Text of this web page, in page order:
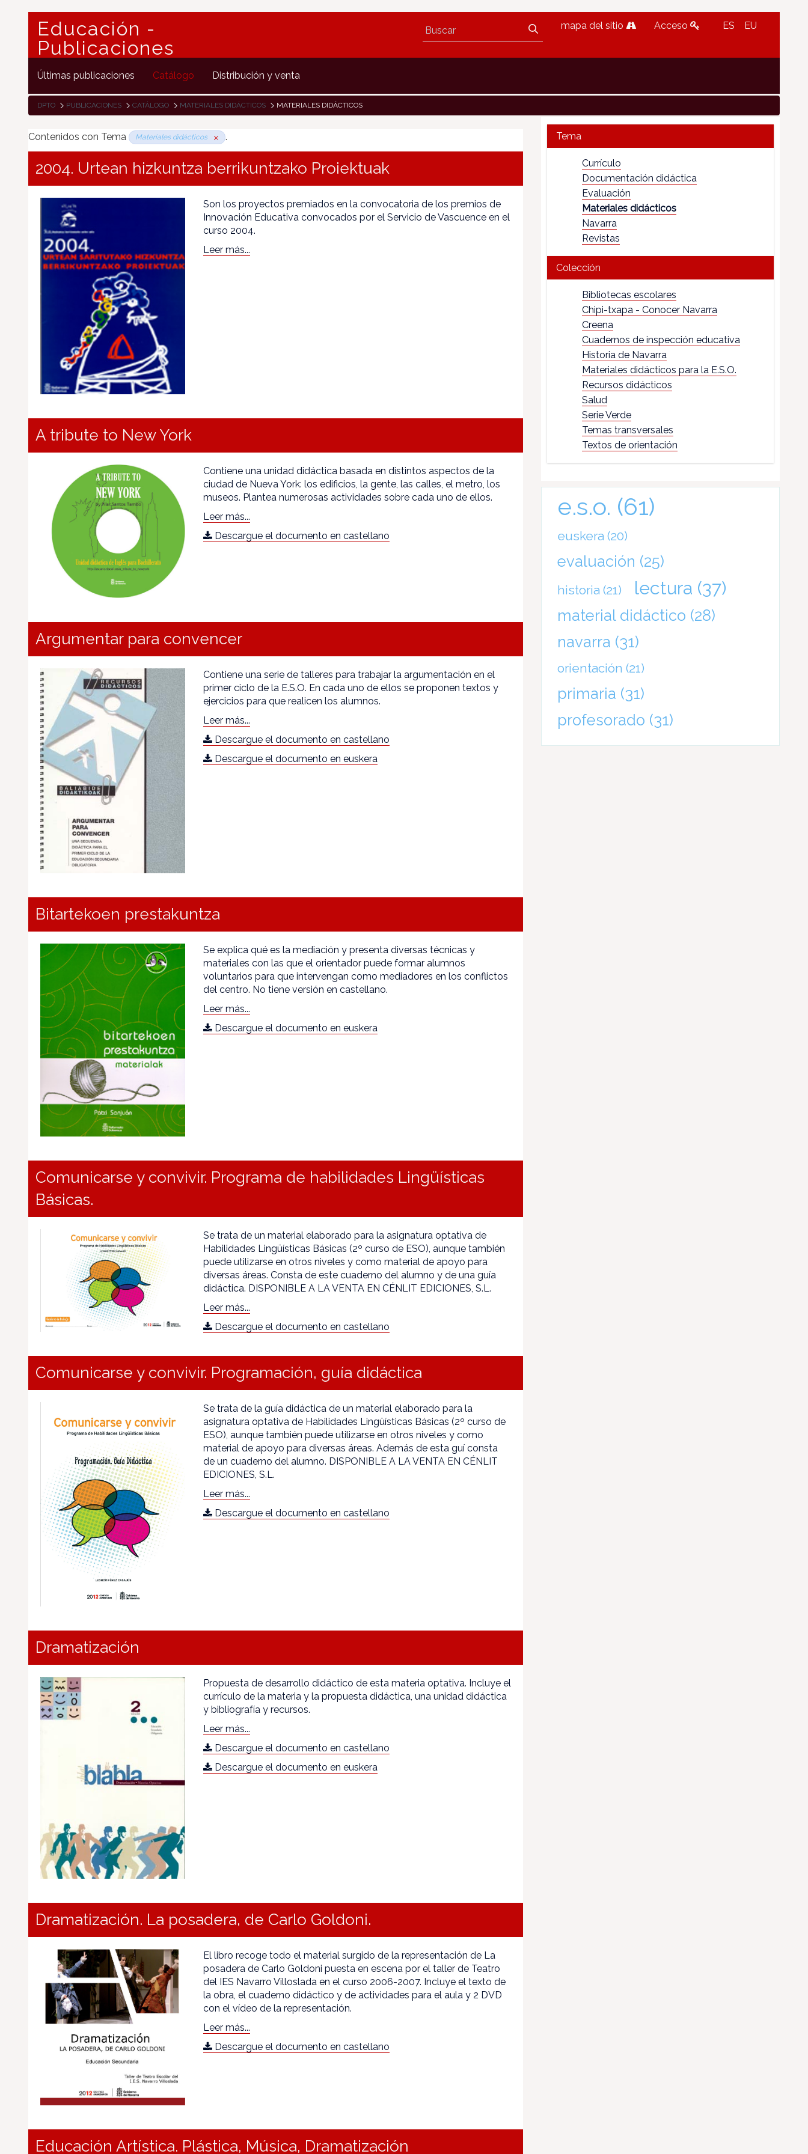
Educación -
Publicaciones
mapa del sitio Acceso ES EU
Últimas publicaciones Catálogo Distribución y venta
DPTO PUBLICACIONES CATÁLOGO MATERIALES DIDÁCTICOS MATERIALES DIDÁCTICOS
Contenidos con Tema Materiales didácticos .
2004. Urtean hizkuntza berrikuntzako Proiektuak
Son los proyectos premiados en la convocatoria de los premios de
Innovación Educativa convocados por el Servicio de Vascuence en el
curso 2004.
Leer más...
A tribute to New York
Contiene una unidad didáctica basada en distintos aspectos de la
ciudad de Nueva York: los edificios, la gente, las calles, el metro, los
museos. Plantea numerosas actividades sobre cada uno de ellos.
Leer más...
Descargue el documento en castellano
Argumentar para convencer
Contiene una serie de talleres para trabajar la argumentación en el
primer ciclo de la E.S.O. En cada uno de ellos se proponen textos y
ejercicios para que realicen los alumnos.
Leer más...
Descargue el documento en castellano
Descargue el documento en euskera
Bitartekoen prestakuntza
Se explica qué es la mediación y presenta diversas técnicas y
materiales con las que el orientador puede formar alumnos
voluntarios para que intervengan como mediadores en los conflictos
del centro. No tiene versión en castellano.
Leer más...
Descargue el documento en euskera
Comunicarse y convivir. Programa de habilidades Lingüísticas
Básicas.
Se trata de un material elaborado para la asignatura optativa de
Habilidades Lingüísticas Básicas (2º curso de ESO), aunque también
puede utilizarse en otros niveles y como material de apoyo para
diversas áreas. Consta de este cuaderno del alumno y de una guía
didáctica. DISPONIBLE A LA VENTA EN CÉNLIT EDICIONES, S.L.
Leer más...
Descargue el documento en castellano
Comunicarse y convivir. Programación, guía didáctica
Se trata de la guía didáctica de un material elaborado para la
asignatura optativa de Habilidades Lingüísticas Básicas (2º curso de
ESO), aunque también puede utilizarse en otros niveles y como
material de apoyo para diversas áreas. Además de esta guí consta
de un cuaderno del alumno. DISPONIBLE A LA VENTA EN CÉNLIT
EDICIONES, S.L.
Leer más...
Descargue el documento en castellano
Dramatización
Propuesta de desarrollo didáctico de esta materia optativa. Incluye el
currículo de la materia y la propuesta didáctica, una unidad didáctica
y bibliografía y recursos.
Leer más...
Descargue el documento en castellano
Descargue el documento en euskera
Dramatización. La posadera, de Carlo Goldoni.
El libro recoge todo el material surgido de la representación de La
posadera de Carlo Goldoni puesta en escena por el taller de Teatro
del IES Navarro Villoslada en el curso 2006-2007. Incluye el texto de
la obra, el cuaderno didáctico y de actividades para el aula y 2 DVD
con el vídeo de la representación.
Leer más...
Descargue el documento en castellano
Educación Artística. Plástica, Música, Dramatización
Tema
Currículo
Documentación didáctica
Evaluación
Materiales didácticos
Navarra
Revistas
Colección
Bibliotecas escolares
Chipi-txapa - Conocer Navarra
Creena
Cuadernos de inspección educativa
Historia de Navarra
Materiales didácticos para la E.S.O.
Recursos didácticos
Salud
Serie Verde
Temas transversales
Textos de orientación
e.s.o. (61)
euskera (20)
evaluación (25)
historia (21) lectura (37)
material didáctico (28)
navarra (31)
orientación (21)
primaria (31)
profesorado (31)